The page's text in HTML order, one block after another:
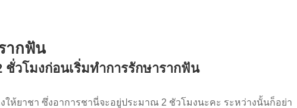
ากฟัน
ชั่วโมงก่อนเริ่มทำการรักษารากฟัน
ห้ยาชา ซึ่งอาการชานี่จะอยู่ประมาณ 2 ชัวโมงนะคะ ระหว่างนั้นก็อย่า